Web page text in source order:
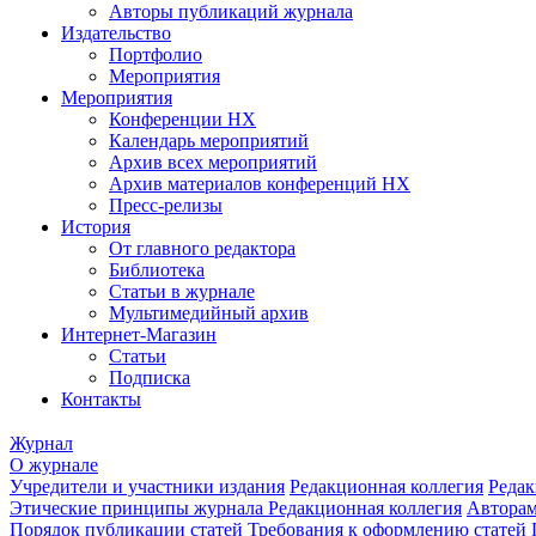
Авторы публикаций журнала
Издательство
Портфолио
Мероприятия
Мероприятия
Конференции НХ
Календарь мероприятий
Архив всех мероприятий
Архив материалов конференций НХ
Пресс-релизы
История
От главного редактора
Библиотека
Статьи в журнале
Мультимедийный архив
Интернет-Магазин
Статьи
Подписка
Контакты
Журнал
О журнале
Учредители и участники издания Редакционная коллегия
Этические принципы журнала Редакционная коллегия
Порядок публикации статей Требования к оформлению статей